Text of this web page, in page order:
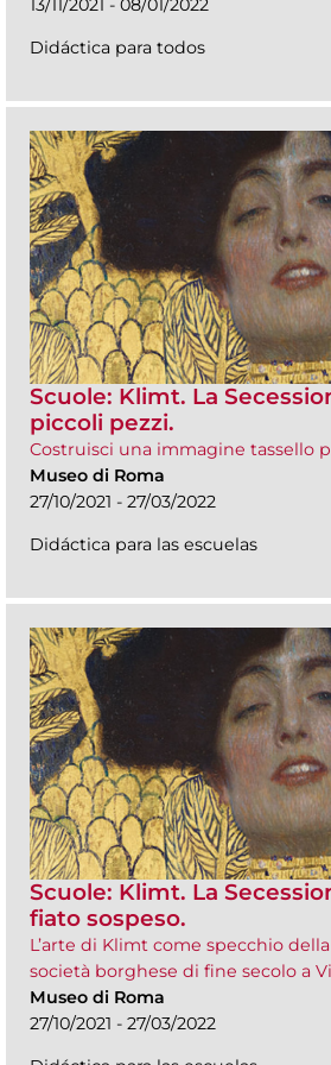
13/11/2021 - 08/01/2022
Didáctica para todos
Scuole: Klimt. La
piccoli pezzi.
Costruisci una immagine tassello
Museo di Roma
27/10/2021 - 27/03/2022
Didáctica para las escuelas
Scuole: Klimt. La
fiato sospeso.
L’arte di Klimt come specchio
società borghese di fine secolo a
Museo di Roma
27/10/2021 - 27/03/2022